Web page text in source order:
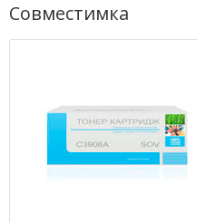
Совместимка